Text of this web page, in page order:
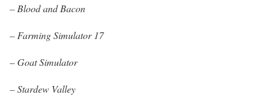
– Blood and Bacon
– Farming Simulator 17
– Goat Simulator
– Stardew Valley